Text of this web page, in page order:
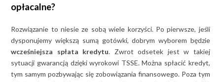
opłacalne?
Rozwiązanie to niesie ze sobą wiele korzyści. Po pierwsze, jeśli
dysponujemy większą sumą gotówki, dobrym wyborem będzie
wcześniejsza spłata kredytu. Zwrot odsetek jest w takiej
sytuacji gwarancją dzięki wyrokowi TSSE. Można spłacić kredyt,
tym samym pozbywając się zobowiązania finansowego. Poza tym